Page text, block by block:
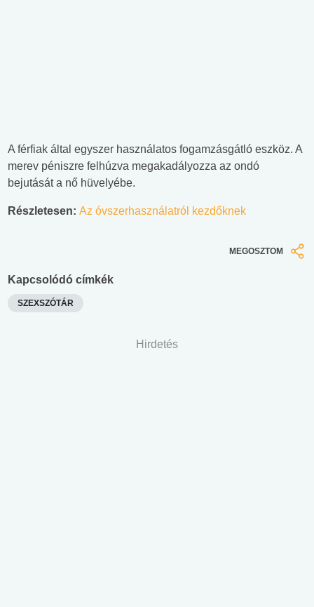
A férfiak által egyszer használatos fogamzásgátló eszköz. A
merev péniszre felhúzva megakadályozza az ondó
bejutását a nő hüvelyébe.
Részletesen: Az óvszerhasználatról kezdőknek
MEGOSZTOM
Kapcsolódó címkék
SZEXSZÓTÁR
Hirdetés